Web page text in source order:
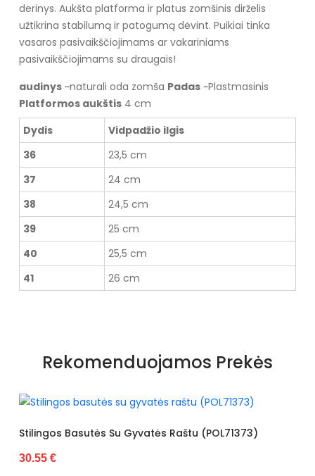
derinys. Aukšta platforma ir platus zomšinis dirželis
užtikrina stabilumą ir patogumą dėvint. Puikiai tinka
vasaros pasivaikščiojimams ar vakariniams
pasivaikščiojimams su draugais!
audinys~naturali oda zomša Padas~Plastmasinis
Platformos aukštis4 cm
Dydis
Vidpadžio ilgis
36
23,5 cm
37
24 cm
38
24,5 cm
39
25 cm
40
25,5 cm
41
26 cm
Rekomenduojamos Prekės
Su Gyvatės Raštu (POL71373) Basutės